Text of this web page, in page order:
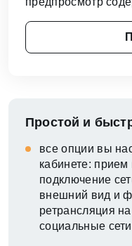
Простой и
все опции вы
кабинете: прием
подключение
внешний вид и
ретрансляция
социальные